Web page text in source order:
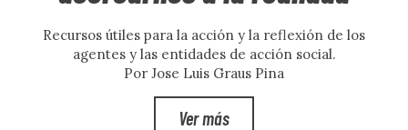
Recursos útiles para la acción y la reflexión de los
agentes y las entidades de acción social.
Por Jose Luis Graus Pina
Ver más